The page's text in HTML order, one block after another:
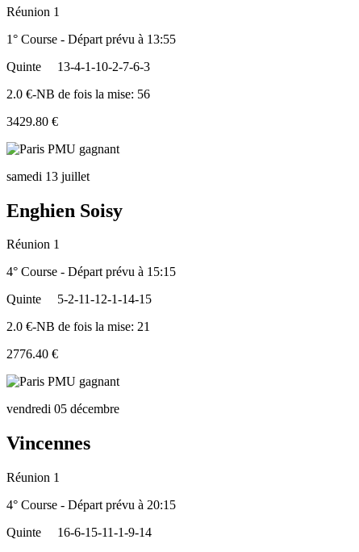
Réunion 1
1° Course - Départ prévu à 13:55
Quinte
13-4-1-10-2-7-6-3
2.0 €-NB de fois la mise: 56
3429.80 €
samedi 13 juillet
Enghien Soisy
Réunion 1
4° Course - Départ prévu à 15:15
Quinte
5-2-11-12-1-14-15
2.0 €-NB de fois la mise: 21
2776.40 €
vendredi 05 décembre
Vincennes
Réunion 1
4° Course - Départ prévu à 20:15
Quinte
16-6-15-11-1-9-14